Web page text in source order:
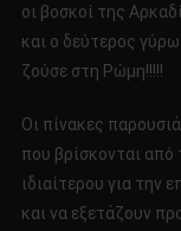
οι βοσκοί της
και ο δεύτερος
ζούσε στη Ρώμη!!!!!
Οι πίνακες
που βρίσκονται από
ιδιαίτερου για την
και να εξετάζουν